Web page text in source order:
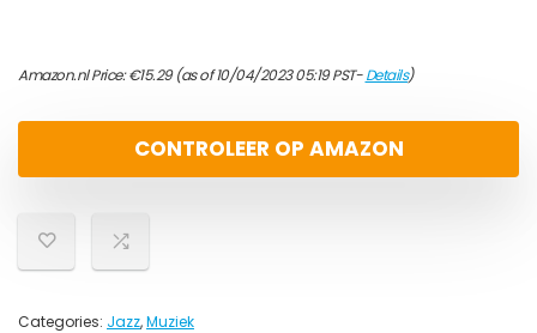
Amazon.nl Price:€15.29(as of 10/04/2023 05:19 PST-Details)
CONTROLEER OP AMAZON
Categories: Jazz,Muziek